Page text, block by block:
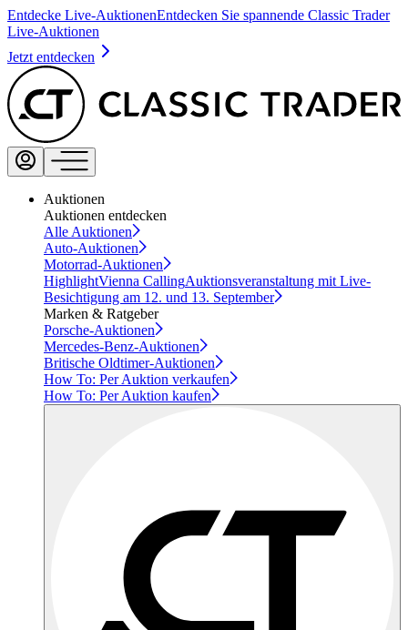
Entdecke Live-AuktionenEntdecken Sie spannende Classic Trader
Live-Auktionen
Jetzt entdecken
Auktionen
Auktionen entdecken
Alle Auktionen
Auto-Auktionen
Motorrad-Auktionen
HighlightVienna CallingAuktionsveranstaltung mit Live-
Besichtigung am 12. und 13. September
Marken & Ratgeber
Porsche-Auktionen
Mercedes-Benz-Auktionen
Britische Oldtimer-Auktionen
How To: Per Auktion verkaufen
How To: Per Auktion kaufen